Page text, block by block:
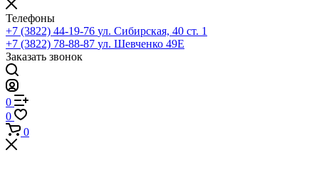
Телефоны
+7 (3822) 44-19-76 ул. Сибирская, 40 ст. 1
+7 (3822) 78-88-87 ул. Шевченко 49Е
Заказать звонок
0
0
0